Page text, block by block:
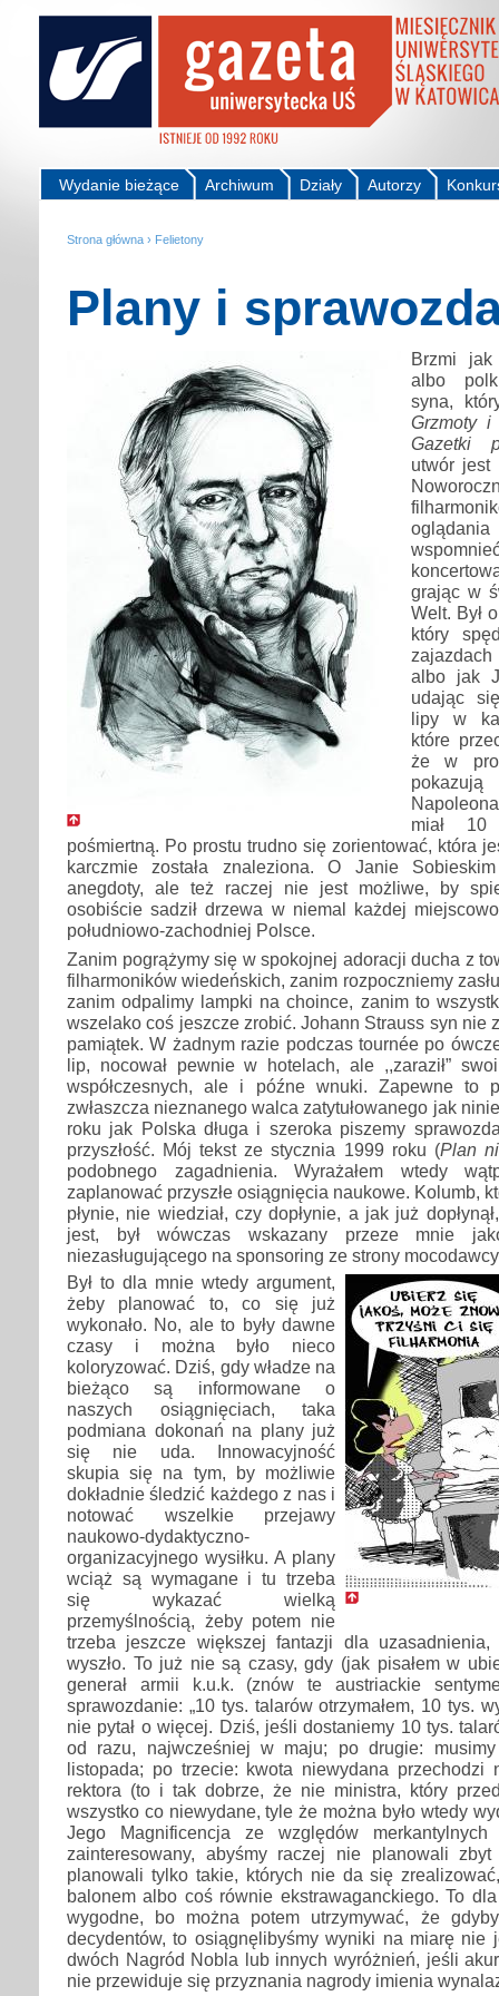
Autorzy
Działy
Archiwum
Wydanie bieżące
Strona główna › Felietony
Plany i
Brzmi jak
albo
syna,
Grzmoty i
Gazetki
utwór jest
grając w
Welt. Był
który
albo jak
udając
lipy w
które
że w
miał
pośmiertną. Po prostu trudno się zorientować, która
karczmie została znaleziona. O Janie
anegdoty, ale też raczej nie jest możliwe, by
osobiście sadził drzewa w niemal każdej
południowo-zachodniej Polsce.
Zanim pogrążymy się w spokojnej adoracji ducha z
filharmoników wiedeńskich, zanim rozpoczniemy
zanim odpalimy lampki na choince, zanim to
wszelako coś jeszcze zrobić. Johann Strauss syn nie
pamiątek. W żadnym razie podczas tournée po
lip, nocował pewnie w hotelach, ale ,,zaraził”
współczesnych, ale i późne wnuki. Zapewne to
zwłaszcza nieznanego walca zatytułowanego jak
roku jak Polska długa i szeroka piszemy
przyszłość. Mój tekst ze stycznia 1999 roku (Plan
podobnego zagadnienia. Wyrażałem wtedy
zaplanować przyszłe osiągnięcia naukowe. Kolumb,
płynie, nie wiedział, czy dopłynie, a jak już
jest, był wówczas wskazany przeze mnie
niezasługującego na sponsoring ze strony
Był to dla mnie wtedy argument,
żeby planować to, co się już
wykonało. No, ale to były dawne
czasy i można było nieco
koloryzować. Dziś, gdy władze na
bieżąco są informowane o
naszych osiągnięciach, taka
podmiana dokonań na plany już
się nie uda. Innowacyjność
skupia się na tym, by możliwie
dokładnie śledzić każdego z nas i
notować wszelkie przejawy
naukowo-dydaktyczno-
organizacyjnego wysiłku. A plany
wciąż są wymagane i tu trzeba
się wykazać wielką
przemyślnością, żeby potem nie
trzeba jeszcze większej fantazji dla
wyszło. To już nie są czasy, gdy (jak pisałem w
generał armii k.u.k. (znów te austriackie
sprawozdanie: „10 tys. talarów otrzymałem, 10 tys.
nie pytał o więcej. Dziś, jeśli dostaniemy 10 tys.
od razu, najwcześniej w maju; po drugie:
listopada; po trzecie: kwota niewydana przechodzi
rektora (to i tak dobrze, że nie ministra, który
wszystko co niewydane, tyle że można było wtedy
Jego Magnificencja ze względów
zainteresowany, abyśmy raczej nie planowali
planowali tylko takie, których nie da się
balonem albo coś równie ekstrawaganckiego. To
wygodne, bo można potem utrzymywać, że
decydentów, to osiągnęlibyśmy wyniki na miarę nie
dwóch Nagród Nobla lub innych wyróżnień, jeśli
nie przewiduje się przyznania nagrody imienia